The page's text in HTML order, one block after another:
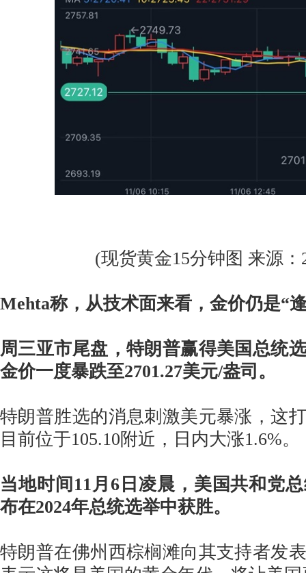
(现货黄金15分钟图 来源：
Mehta称，从技术面来看，金价仍是“
周三亚市尾盘，特朗普赢得美国总统
金价一度暴跌至2701.27美元/盎司。
特朗普胜选的消息刺激美元暴涨，这
目前位于105.10附近，日内大涨1.6%。
当地时间11月6日凌晨，美国共和党
布在2024年总统选举中获胜。
特朗普在佛州西棕榈滩向其支持者发